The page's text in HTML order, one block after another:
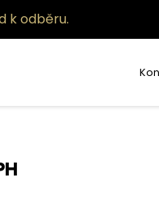
k odběru.
Tolomeo